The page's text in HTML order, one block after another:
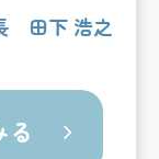
田下 浩之